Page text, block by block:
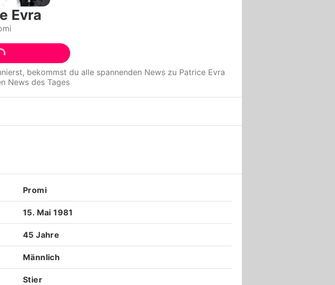
Promiflash
Evra
bekommst du alle spannenden News zu Patrice Evra
News des Tages
Promi
15. Mai 1981
45 Jahre
Männlich
Stier